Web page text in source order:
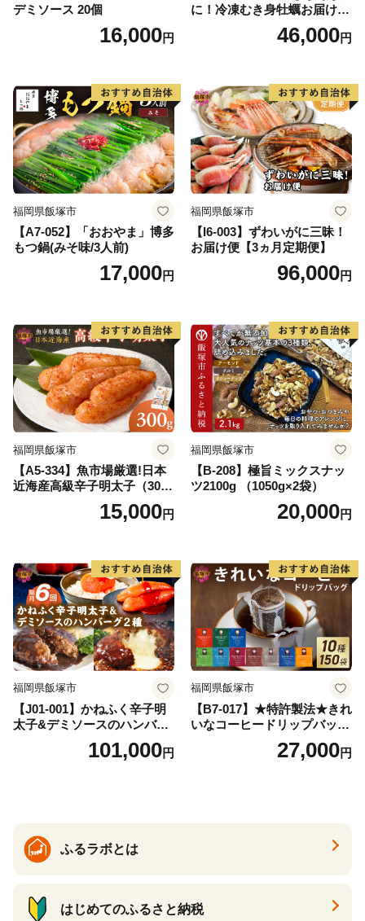
デミソース 20個
16,000円
に！冷凍むき身牡蠣お届け便
【隔月定期便(計3回発送)】
46,000円
福岡県飯塚市
【A7-052】「おおやま」博多
もつ鍋(みそ味/3人前)
17,000円
福岡県飯塚市
【I6-003】ずわいがに三昧！
お届け便【3ヵ月定期便】
96,000円
福岡県飯塚市
【A5-334】魚市場厳選!日本
近海産高級辛子明太子（300
15,000円
福岡県飯塚市
【B-208】極旨ミックスナッ
ツ2100g （1050g×2袋）
20,000円
福岡県飯塚市
【J01-001】かねふく辛子明
太子&デミソースのハンバー
グ2種セット【隔月定期便(計
101,000円
福岡県飯塚市
【B7-017】★特許製法★きれ
いなコーヒードリップバッグ
（10種・150袋）27,000円
ふるラボとは
はじめてのふるさと納税